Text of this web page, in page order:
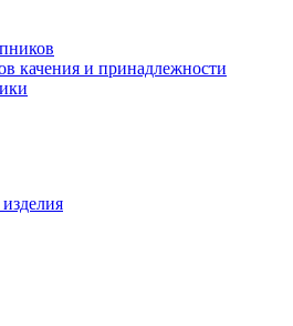
качения и принадлежности